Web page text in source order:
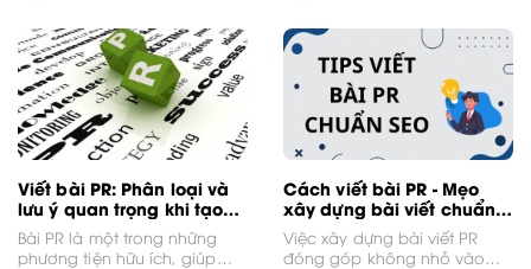
Viết bài PR: Phân loại và
lưu ý quan trọng khi tạo
nội dung
Bài PR là một trong những
phương tiện hữu ích, giúp
Cách viết bài PR - Mẹo
xây dựng bài viết chuẩn
SEO cực chi tiết
Việc xây dựng bài viết PR
đóng góp không nhỏ vào